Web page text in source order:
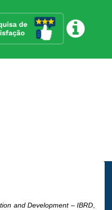
and Development – IBRD